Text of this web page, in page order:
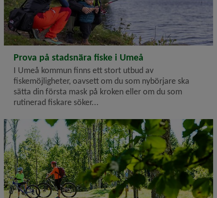
2026-06-25
Prova på stadsnära fiske i Umeå
I Umeå kommun finns ett stort utbud av
fiskemöjligheter, oavsett om du som nybörjare ska
sätta din första mask på kroken eller om du som
rutinerad fiskare söker...